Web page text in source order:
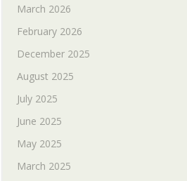
March 2026
February 2026
December 2025
August 2025
July 2025
June 2025
May 2025
March 2025